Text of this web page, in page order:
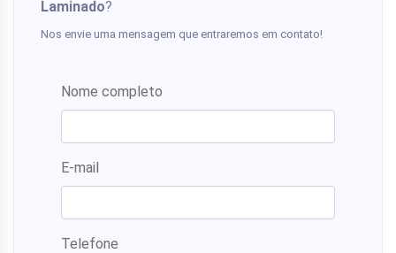
Laminado?
Nos envie uma mensagem que entraremos em contato!
Nome completo
E-mail
Telefone